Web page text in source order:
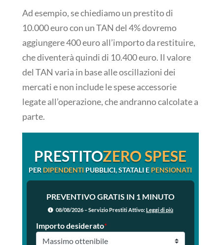
Ad esempio, se chiediamo un prestito di
10.000 euro con un TAN del 4% dovremo
aggiungere 400 euro all’importo da restituire,
che diventerà quindi di 10.400 euro. Il valore
del TAN varia in base alle oscillazioni dei
mercati e non include le spese accessorie
legate all’operazione, che andranno calcolate a
parte.
PRESTITOZERO SPESE
PER DIPENDENTI PUBBLICI, STATALI E PENSIONATI
PREVENTIVO GRATIS IN 1 MINUTO
08/08/2026 – Servizio Prestiti Attivo:Leggi di più
Importo desiderato*